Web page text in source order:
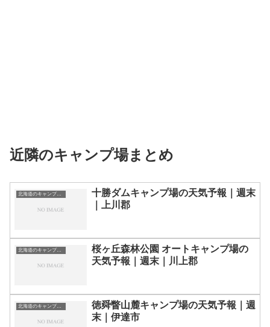
近隣のキャンプ場まとめ
北海道のキャンプ場一覧
十勝ダムキャンプ場の天気予報｜週末
｜上川郡
北海道のキャンプ場一覧
桜ヶ丘森林公園 オートキャンプ場の
天気予報｜週末｜川上郡
北海道のキャンプ場一覧
徳舜瞥山麓キャンプ場の天気予報｜週
末｜伊達市